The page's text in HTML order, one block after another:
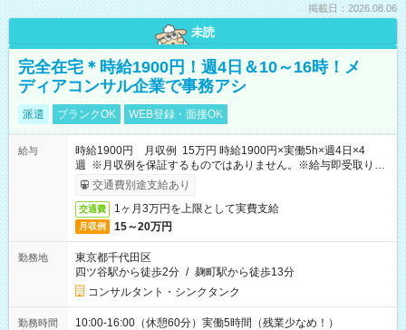
掲載日：2026.08.06
未読
完全在宅＊時給1900円！週4日＆10～16時！メ
ディアコンサル企業で事務アシ
派遣 ブランクOK WEB登録・面接OK
給与
時給1900円 月収例 15万円 時給1900円×実働5h×週4日×4
週 ※月収例を保証するものではありません。※給与即受取りサ
ービス利用可（利用条件有）
交通費別途支給あり
交通費 1ヶ月3万円を上限として実費支給
月収例 15～20万円
勤務地
東京都千代田区
四ツ谷駅から徒歩2分 / 麹町駅から徒歩13分
コンサルタント・シンクタンク
勤務時間 10:00-16:00（休憩60分）実働5時間（残業少なめ！）